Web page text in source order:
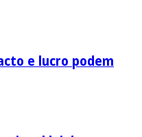
e lucro podem